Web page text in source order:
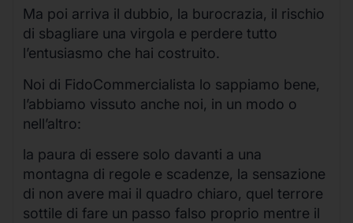
Ma poi arriva il dubbio, la burocrazia, il rischio
di sbagliare una virgola e perdere tutto
l’entusiasmo che hai costruito.
Noi di FidoCommercialista lo sappiamo bene,
l’abbiamo vissuto anche noi, in un modo o
nell’altro:
la paura di essere solo davanti a una
montagna di regole e scadenze, la sensazione
di non avere mai il quadro chiaro, quel terrore
sottile di fare un passo falso proprio mentre il